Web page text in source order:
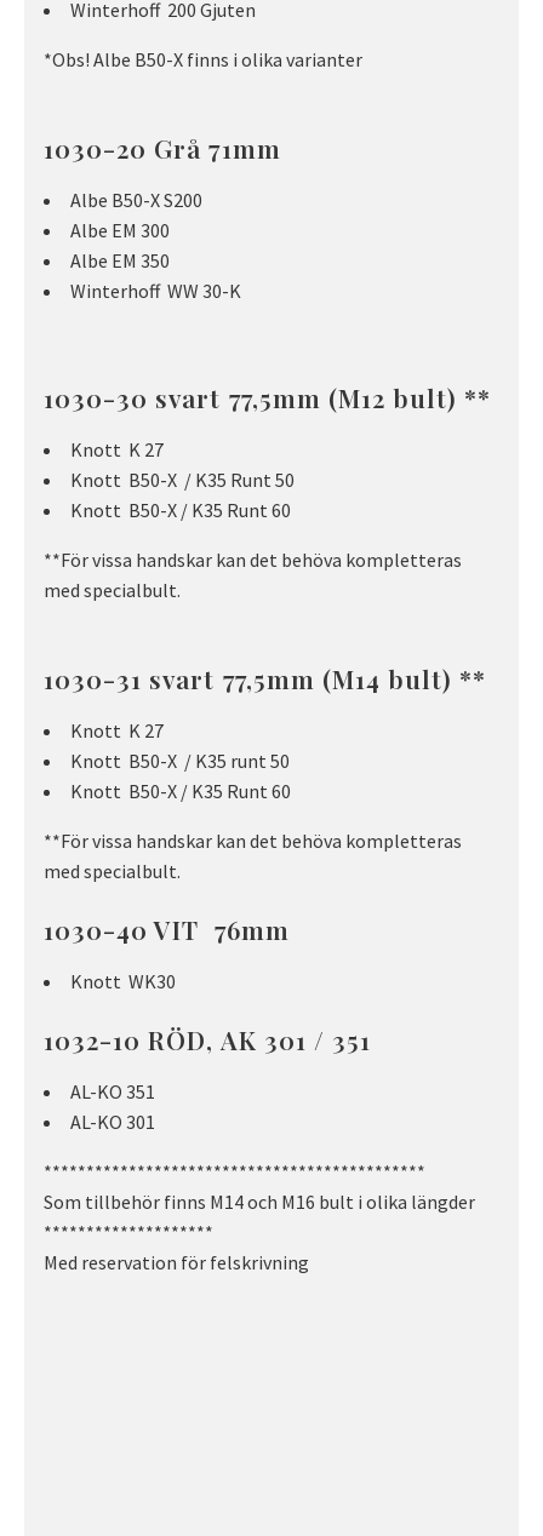
Winterhoff 200 Gjuten
*Obs! Albe B50-X finns i olika varianter
1030-20 Grå 71mm
Albe B50-X S200
Albe EM 300
Albe EM 350
Winterhoff WW 30-K
1030-30 svart 77,5mm (M12 bult) **
Knott K 27
Knott B50-X / K35 Runt 50
Knott B50-X / K35 Runt 60
**För vissa handskar kan det behöva kompletteras
med specialbult.
1030-31 svart 77,5mm (M14 bult) **
Knott K 27
Knott B50-X / K35 runt 50
Knott B50-X / K35 Runt 60
**För vissa handskar kan det behöva kompletteras
med specialbult.
1030-40 VIT 76mm
Knott WK30
1032-10 RÖD, AK 301 / 351
AL-KO 351
AL-KO 301
*********************************************
Som tillbehör finns M14 och M16 bult i olika längder
********************
Med reservation för felskrivning